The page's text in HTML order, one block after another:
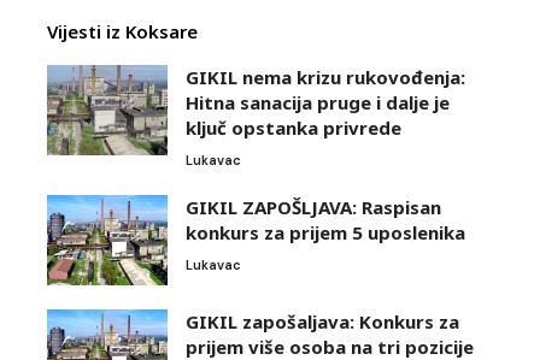
Vijesti iz Koksare
GIKIL nema krizu rukovođenja:
Hitna sanacija pruge i dalje je
ključ opstanka privrede
Lukavac
GIKIL ZAPOŠLJAVA: Raspisan
konkurs za prijem 5 uposlenika
Lukavac
GIKIL zapošaljava: Konkurs za
prijem više osoba na tri pozicije